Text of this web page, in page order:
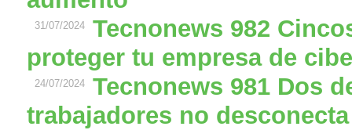
31/07/2024
Tecnonews 982
proteger tu empresa de
24/07/2024
Tecnonews 981 Dos
trabajadores no